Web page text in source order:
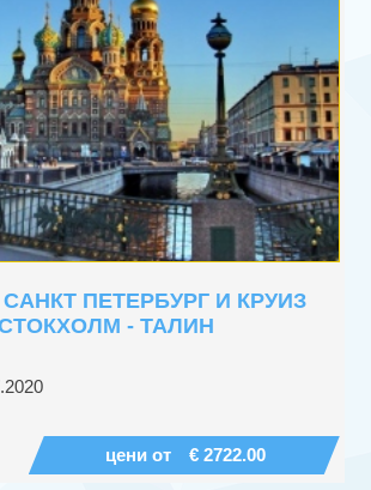
ПЕТЕРБУРГ И КРУИЗ
- ТАЛИН
цени от € 2722.00